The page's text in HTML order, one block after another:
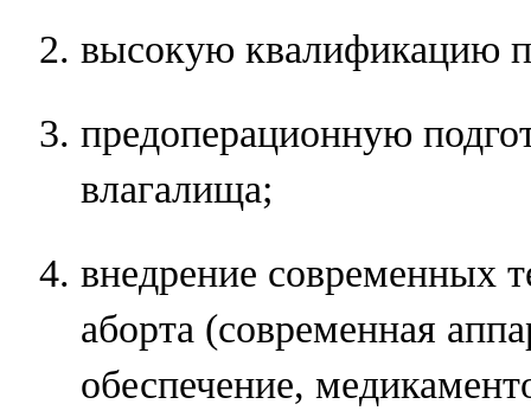
высокую квалификацию
предоперационную
влагалища;
внедрение современных
аборта (современная
обеспечение,